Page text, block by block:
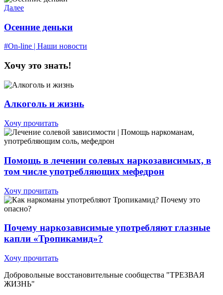
Далее
Осенние деньки
#On-line | Наши новости
Хочу это знать!
Алкоголь и жизнь
Хочу прочитать
Помощь в лечении солевых наркозависимых, в
том числе употребляющих мефедрон
Хочу прочитать
Почему наркозависимые употребляют глазные
капли «Тропикамид»?
Хочу прочитать
Добровольные восстановительные сообщества "ТРЕЗВАЯ
ЖИЗНЬ"